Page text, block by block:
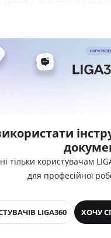
тільки користувачам
для професійної
LIGA360 ХОЧУ